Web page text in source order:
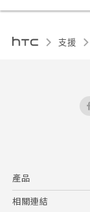
支援
產品
5G
相關連結